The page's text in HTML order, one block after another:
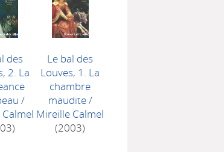
des
2. La
/
Le bal des
Louves, 1. La
chambre
maudite/
Mireille Calmel
(2003)